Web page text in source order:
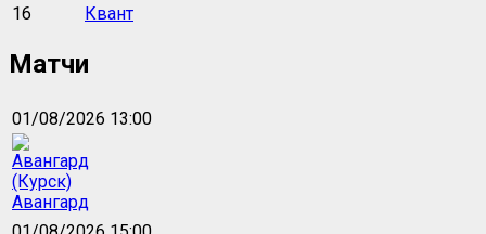
16
Квант
Матчи
01/08/2026 13:00
Авангард